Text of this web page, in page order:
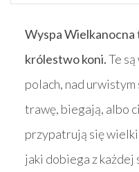
Wyspa
królestwo koni.Te
polach, nad urwistym
trawę, biegają, albo
przypatrują się
jaki dobiega z każdej